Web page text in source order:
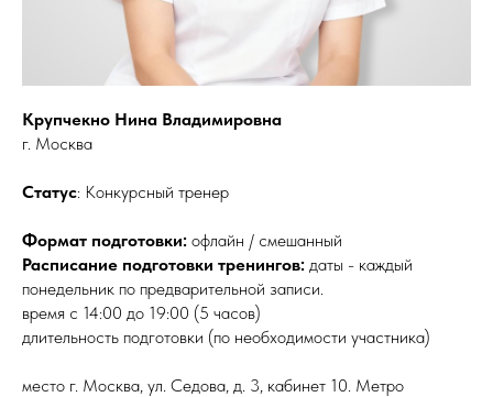
Крупчекно Нина Владимировна
г. Москва
Статус: Конкурсный тренер
Формат подготовки: офлайн / смешанный
Расписание подготовки тренингов: даты - каждый
понедельник по предварительной записи.
время с 14:00 до 19:00 (5 часов)
длительность подготовки (по необходимости участника)
место г. Москва, ул. Седова, д. 3, кабинет 10. Метро